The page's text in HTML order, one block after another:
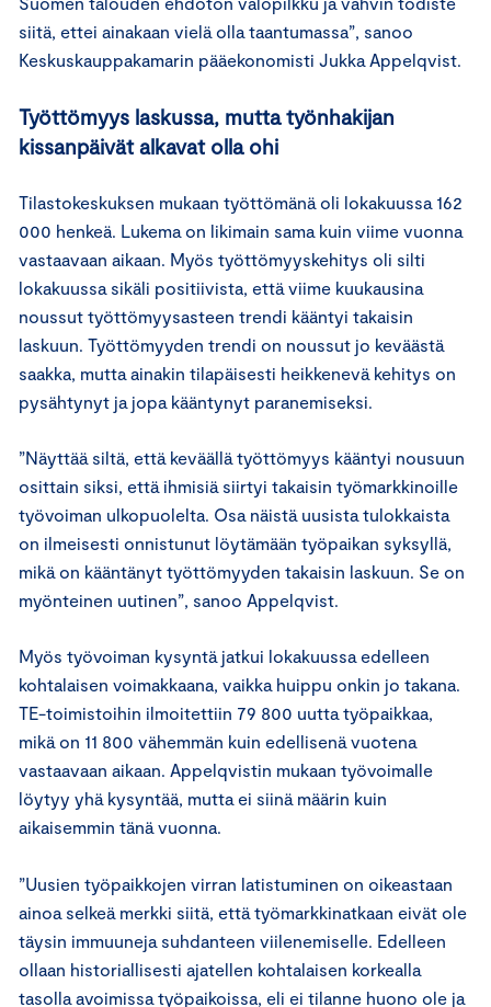
siitä, ettei ainakaan vielä olla taantumassa”, sanoo
Keskuskauppakamarin pääekonomisti Jukka Appelqvist.
Työttömyys laskussa, mutta työnhakijan
kissanpäivät alkavat olla ohi
Tilastokeskuksen mukaan työttömänä oli lokakuussa 162
000 henkeä. Lukema on likimain sama kuin viime vuonna
vastaavaan aikaan. Myös työttömyyskehitys oli silti
lokakuussa sikäli positiivista, että viime kuukausina
noussut työttömyysasteen trendi kääntyi takaisin
laskuun. Työttömyyden trendi on noussut jo keväästä
saakka, mutta ainakin tilapäisesti heikkenevä kehitys on
pysähtynyt ja jopa kääntynyt paranemiseksi.
”Näyttää siltä, että keväällä työttömyys kääntyi nousuun
osittain siksi, että ihmisiä siirtyi takaisin työmarkkinoille
työvoiman ulkopuolelta. Osa näistä uusista tulokkaista
on ilmeisesti onnistunut löytämään työpaikan syksyllä,
mikä on kääntänyt työttömyyden takaisin laskuun. Se on
myönteinen uutinen”, sanoo Appelqvist.
Myös työvoiman kysyntä jatkui lokakuussa edelleen
kohtalaisen voimakkaana, vaikka huippu onkin jo takana.
TE-toimistoihin ilmoitettiin 79 800 uutta työpaikkaa,
mikä on 11 800 vähemmän kuin edellisenä vuotena
vastaavaan aikaan. Appelqvistin mukaan työvoimalle
löytyy yhä kysyntää, mutta ei siinä määrin kuin
aikaisemmin tänä vuonna.
”Uusien työpaikkojen virran latistuminen on oikeastaan
ainoa selkeä merkki siitä, että työmarkkinatkaan eivät ole
täysin immuuneja suhdanteen viilenemiselle. Edelleen
ollaan historiallisesti ajatellen kohtalaisen korkealla
tasolla avoimissa työpaikoissa, eli ei tilanne huono ole ja